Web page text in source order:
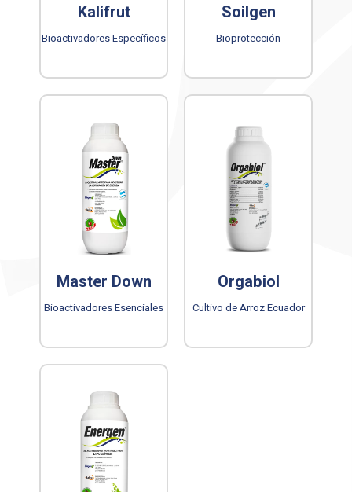
Bioactivadores Específicos
Kalifrut
Bioprotección
Soilgen
Bioactivadores Esenciales
Master Down
Cultivo de Arroz Ecuador
Orgabiol